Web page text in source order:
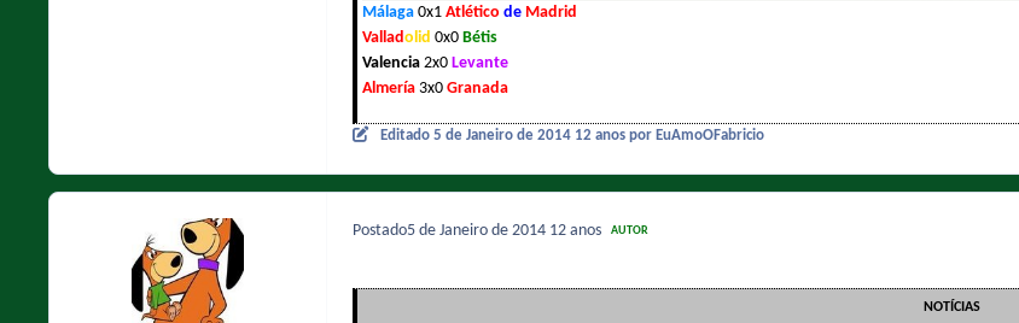
Málaga 0x1 Atlético de Madrid
Valladolid 0x0 Bétis
Valencia 2x0 Levante
Almería 3x0 Granada
Editado 5 de Janeiro de 2014 12 anos por EuAmoOFabricio
Postado5 de Janeiro de 2014 12 anos AUTOR
NOTÍCIAS